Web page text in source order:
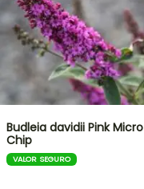
Budleia davidii Pink Micro
Chip
VALOR SEGURO